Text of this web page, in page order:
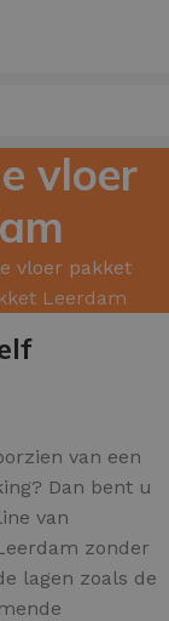
vloer
vloer pakket
Leerdam
van een
Dan bent u
van
zonder
lagen zoals de